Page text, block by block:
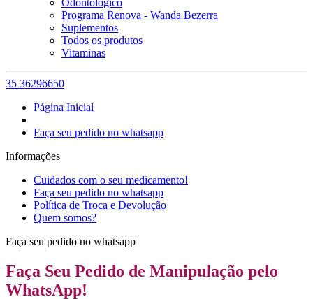
Odontológico
Programa Renova - Wanda Bezerra
Suplementos
Todos os produtos
Vitaminas
35 36296650
Página Inicial
Faça seu pedido no whatsapp
Informações
Cuidados com o seu medicamento!
Faça seu pedido no whatsapp
Política de Troca e Devolução
Quem somos?
Faça seu pedido no whatsapp
Faça Seu Pedido de Manipulação pelo
WhatsApp!